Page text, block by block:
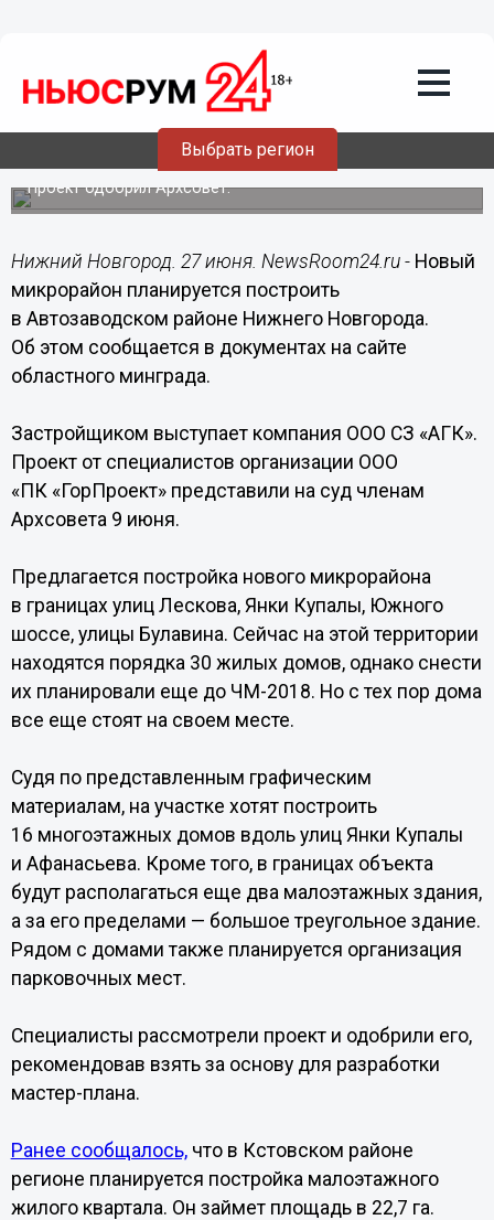
Выбрать регион
Новый микрорайон с 16-этажными
домами построят в Автозаводском
Проект одобрил Архсовет.
Нижний Новгород. 27 июня. NewsRoom24.ru - Новый
микрорайон планируется построить
в Автозаводском районе Нижнего Новгорода.
Об этом сообщается в документах на сайте
областного минграда.
Застройщиком выступает компания ООО СЗ «АГК».
Проект от специалистов организации ООО
«ПК «ГорПроект» представили на суд членам
Архсовета 9 июня.
Предлагается постройка нового микрорайона
в границах улиц Лескова, Янки Купалы, Южного
шоссе, улицы Булавина. Сейчас на этой территории
находятся порядка 30 жилых домов, однако снести
их планировали еще до ЧМ-2018. Но с тех пор дома
все еще стоят на своем месте.
Судя по представленным графическим
материалам, на участке хотят построить
16 многоэтажных домов вдоль улиц Янки Купалы
и Афанасьева. Кроме того, в границах объекта
будут располагаться еще два малоэтажных здания,
а за его пределами — большое треугольное здание.
Рядом с домами также планируется организация
парковочных мест.
Специалисты рассмотрели проект и одобрили его,
рекомендовав взять за основу для разработки
мастер-плана.
Ранее сообщалось,что в Кстовском районе
регионе планируется постройка малоэтажного
жилого квартала. Он займет площадь в 22,7 га.